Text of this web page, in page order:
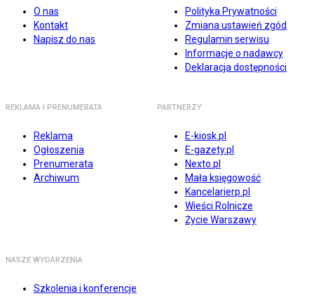
O nas
Kontakt
Napisz do nas
Polityka Prywatności
Zmiana ustawień zgód
Regulamin serwisu
Informacje o nadawcy
Deklaracja dostępności
REKLAMA I PRENUMERATA
Reklama
Ogłoszenia
Prenumerata
Archiwum
PARTNERZY
E-kiosk.pl
E-gazety.pl
Nexto.pl
Mała księgowość
Kancelarierp.pl
Wieści Rolnicze
Życie Warszawy
NASZE WYDARZENIA
Szkolenia i konferencje